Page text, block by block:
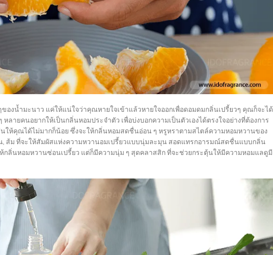
งน้ำมะนาว แค่ให้แน่ใจว่าคุณหายใจเข้าแล้วหายใจออกเพื่อดอมดมกลิ่นเปรี้ยวๆ คุณก็จะได้
ายคนอยากให้เป็นกลิ่นหอมประจำตัว เพื่อบ่งบอกความเป็นตัวเองได้ตรงใจอย่างที่ต้องการ
ห้คุณได้ไม่มากก็น้อย ซึ่งจะให้กลิ่นหอมสดชื่นอ่อน ๆ หรูหราตามสไตล์ความหอมหวานของ
, ส้ม ที่จะให้สัมผัสแห่งความหวานอมเปรี้ยวแบบนุ่มละมุน สอดแทรกอารมณ์สดชื่นแบบกลิ่น
ห้กลิ่นหอมหวานซ่อนเปรี้ยว แต่ก็มีความนุ่ม ๆ สุดคลาสสิก ที่จะช่วยกระตุ้นให้มีความหอมแลดูมี